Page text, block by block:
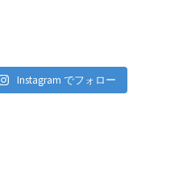
Instagram でフォロー